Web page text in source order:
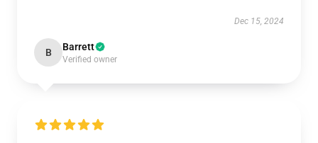
Dec 15, 2024
B Barrett
Verified owner